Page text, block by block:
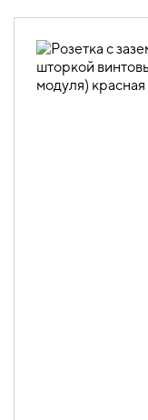
05.11.01.02